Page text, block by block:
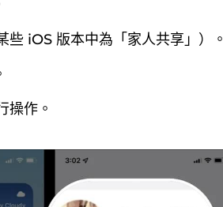
些 iOS 版本中為「家人共享」）。
操作。